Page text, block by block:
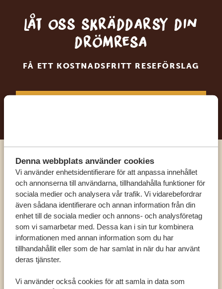
Denna webbplats använder cookies
Vi använder enhetsidentifierare för att anpassa innehållet
och annonserna till användarna, tillhandahålla funktioner för
sociala medier och analysera vår trafik. Vi vidarebefordrar
även sådana identifierare och annan information från din
enhet till de sociala medier och annons- och analysföretag
som vi samarbetar med. Dessa kan i sin tur kombinera
informationen med annan information som du har
tillhandahållit eller som de har samlat in när du har använt
deras tjänster.
Vi använder också cookies för att samla in data som
Låt oss skräddarsy din
drömresa
FÅ ETT KOSTNADSFRITT RESEFÖRSLAG
Ring en av våra experter
VÅRA SPECIALISTER FINNS HÄR FÖR ATT
HJÄLPA DIG
SV:+31 174 788 101